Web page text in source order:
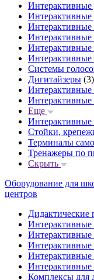
Интерактивные
Интерактивные
Интерактивные
Интерактивные
Интерактивные
Системы
Дигитайзеры (3)
Интерактивные
Интерактивные
Еще
Стойки,
Терминалы
Тренажеры по
Скрыть
Оборудование для
центров
Дидактические
Интерактивные
Интерактивные
Комплексы для